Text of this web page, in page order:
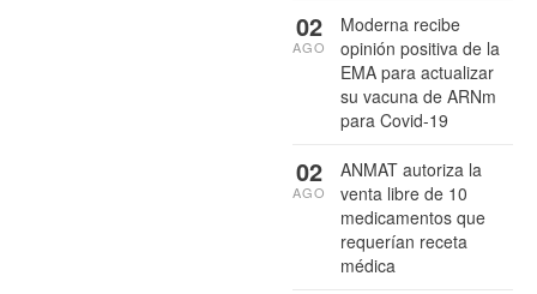
Moderna recibe
opinión positiva de la
EMA para actualizar
su vacuna de ARNm
para Covid-19
02
AGO
ANMAT autoriza la
venta libre de 10
medicamentos que
requerían receta
médica
02
AGO